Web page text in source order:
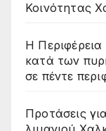
Κοινότητας
Η
κατά των
σε πέντε
Προτάσεις